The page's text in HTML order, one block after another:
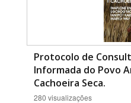
Protocolo de
Informada do Povo
Cachoeira Seca.
280 visualizações